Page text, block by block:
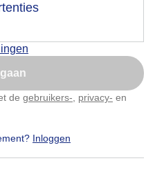
de gebruikers- privacy- en
Inloggen
ton
later
te passen